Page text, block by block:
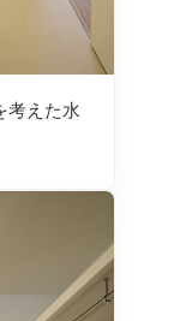
考えた水